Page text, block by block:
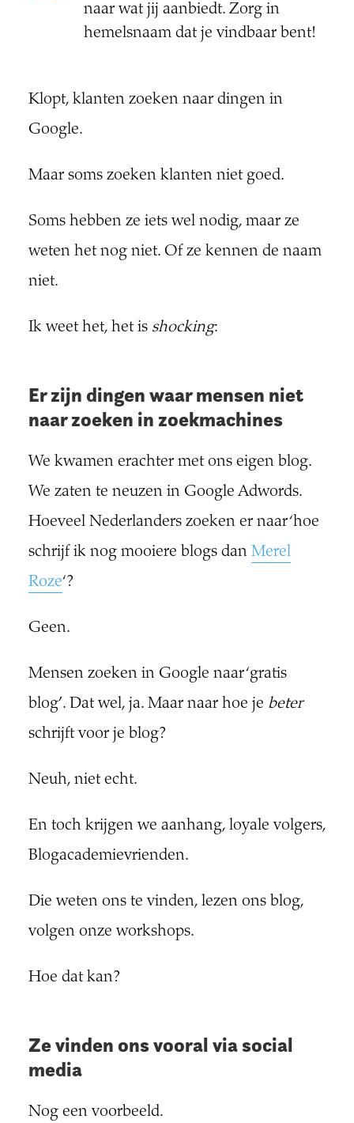
naar wat jij aanbiedt. Zorg in
hemelsnaam dat je vindbaar bent!
Klopt, klanten zoeken naar dingen in
Google.
Maar soms zoeken klanten niet goed.
Soms hebben ze iets wel nodig, maar ze
weten het nog niet. Of ze kennen de naam
niet.
Ik weet het, het is shocking:
Er zijn dingen waar mensen niet
naar zoeken in zoekmachines
We kwamen erachter met ons eigen blog.
We zaten te neuzen in Google Adwords.
Hoeveel Nederlanders zoeken er naar ‘hoe
schrijf ik nog mooiere blogs dan Merel
Roze‘?
Geen.
Mensen zoeken in Google naar ‘gratis
blog’. Dat wel, ja. Maar naar hoe je beter
schrijft voor je blog?
Neuh, niet echt.
En toch krijgen we aanhang, loyale volgers,
Blogacademievrienden.
Die weten ons te vinden, lezen ons blog,
volgen onze workshops.
Hoe dat kan?
Ze vinden ons vooral via social
media
Nog een voorbeeld.